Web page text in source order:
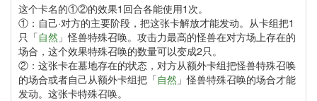
这个卡名的①②的效果1回合各能使用1次。
①：自己·对方的主要阶段，把这张卡解放才能发动。从卡组把1
只「自然 」怪兽特殊召唤。攻击力最高的怪兽在对方场上存在的
场合，这个效果特殊召唤的数量可以变成2只。
②：这张卡在墓地存在的状态，对方从额外卡组把怪兽特殊召唤
的场合或者自己从额外卡组把「自然 」怪兽特殊召唤的场合才能
发动。这张卡特殊召唤。